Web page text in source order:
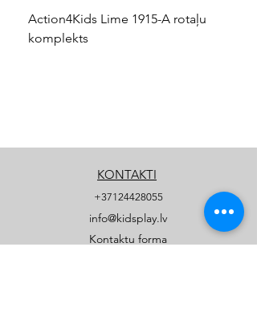
Action4Kids Lime 1915-A rotaļu
komplekts
KONTAKTI
+37124428055
info@kidsplay.lv
Kontaktu forma